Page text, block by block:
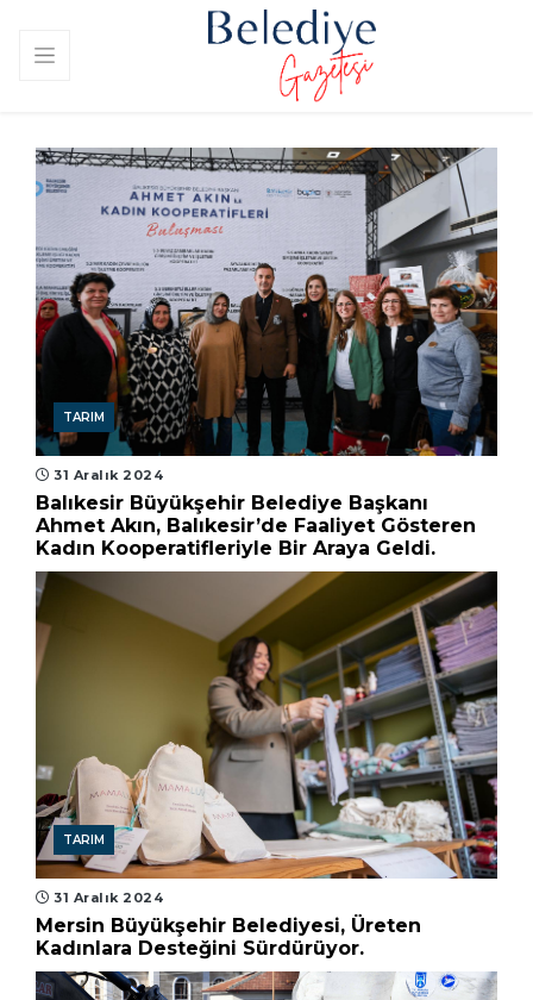
TARIM
31 Aralık 2024
Balıkesir Büyükşehir Belediye Başkanı
Ahmet Akın, Balıkesir’de Faaliyet Gösteren
Kadın Kooperatifleriyle Bir Araya Geldi.
TARIM
31 Aralık 2024
Mersin Büyükşehir Belediyesi, Üreten
Kadınlara Desteğini Sürdürüyor.